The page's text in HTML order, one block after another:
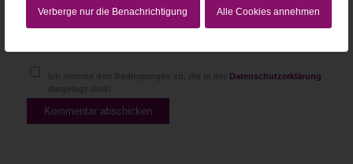
Verberge nur die Benachrichtigung Alle Cookies annehmen
Datenschutzerklärung